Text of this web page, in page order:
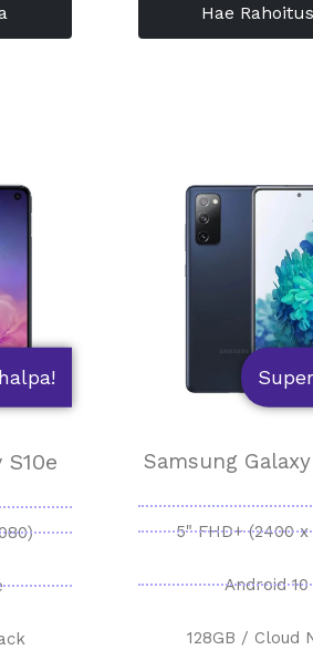
Hae
Samsung
5" FHD+ (2400 x
Android 10
128GB / Cloud